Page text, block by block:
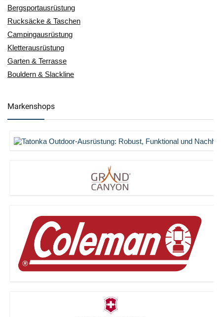
Bergsportausrüstung
Rucksäcke & Taschen
Campingausrüstung
Kletterausrüstung
Garten & Terrasse
Bouldern & Slackline
Markenshops